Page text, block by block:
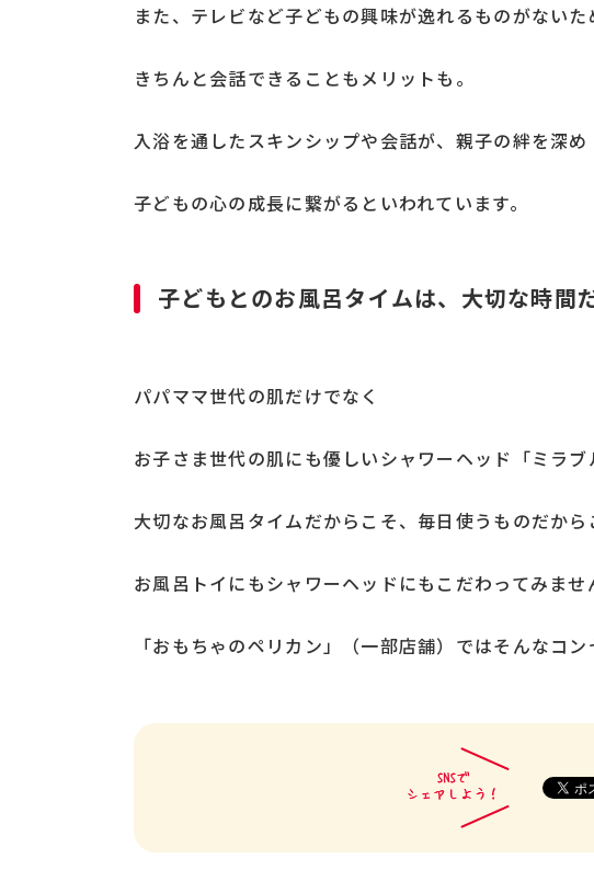
また、テレビなど子どもの興味が逸れるものがないた
きちんと会話できることもメリットも。
入浴を通したスキンシップや会話が、親子の絆を深め
子どもの心の成長に繋がるといわれています。
子どもとのお風呂タイムは、大切な時間
パパママ世代の肌だけでなく
お子さま世代の肌にも優しいシャワーヘッド「ミラ
大切なお風呂タイムだからこそ、毎日使うものだから
お風呂トイにもシャワーヘッドにもこだわってみま
「おもちゃのペリカン」（一部店舗）ではそんなコ